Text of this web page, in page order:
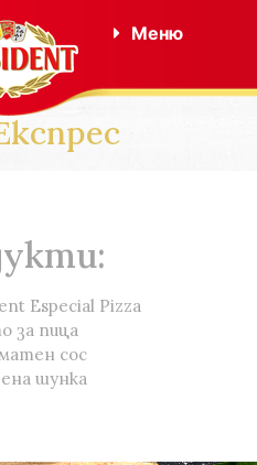
Меню
Especial Pizza
за пица
сос
шунка